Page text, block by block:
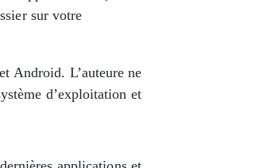
sur votre
Android. L’auteure ne
d’exploitation et